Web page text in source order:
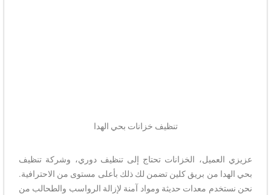
تنظيف خزانات بحي الهدا
عزيزي العميل، الخزانات تحتاج إلى تنظيف دوري، وشركة تنظيف
بحي الهدا من بريق كلين تضمن لك ذلك بأعلى مستوى من الاحترافية.
نحن نستخدم معدات حديثة ومواد آمنة لإزالة الرواسب والطحالب من